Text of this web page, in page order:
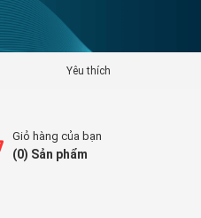
Yêu thích
Giỏ hàng của bạn
(0) Sản phẩm